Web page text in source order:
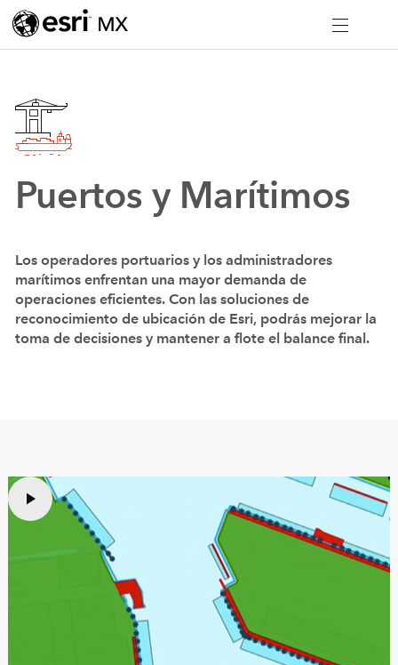
Puertos y Marítimos
Los operadores portuarios y los administradores
marítimos enfrentan una mayor demanda de
operaciones eficientes. Con las soluciones de
reconocimiento de ubicación de Esri, podrás mejorar la
toma de decisiones y mantener a flote el balance final.